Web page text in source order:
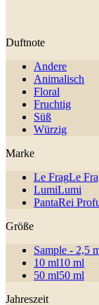
Duftnote
Andere
Animalisch
Floral
Fruchtig
Süß
Würzig
Marke
Le FragLe
LumiLumi
PantaRei
Größe
Sample - 2,5
10 ml10 ml
50 ml50 ml
Jahreszeit